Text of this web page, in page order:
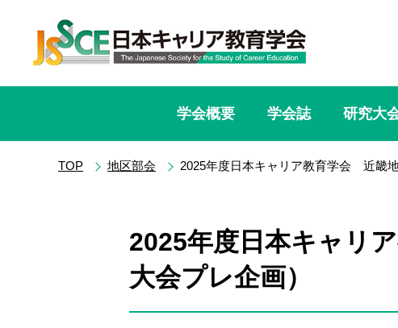
学会概要 学会誌 研究大
TOP 地区部会 2025年度日本キャリア教育学会 近畿
2025年度日本キャリ
大会プレ企画）